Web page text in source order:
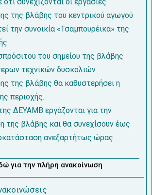
της βλάβης του κεντρικού αγωγού
την συνοικία «Τσαμπουρέικα» της
του σημείου της βλάβης
τεχνικών δυσκολιών
της βλάβης θα καθυστερήσει η
περιοχής.
ΔΕΥΑΜΒ εργάζονται για την
της βλάβης και θα συνεχίσουν έως
ανεξαρτήτως ώρας.
για την πλήρη ανακοίνωση